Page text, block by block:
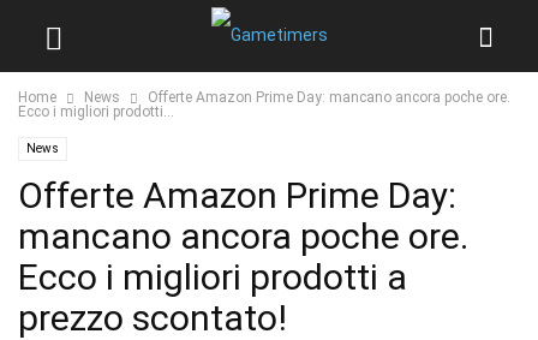
Home News
Offerte Amazon Prime Day: mancano ancora poche ore.
Ecco i migliori prodotti...
News
Offerte Amazon Prime Day:
mancano ancora poche ore.
Ecco i migliori prodotti a
prezzo scontato!